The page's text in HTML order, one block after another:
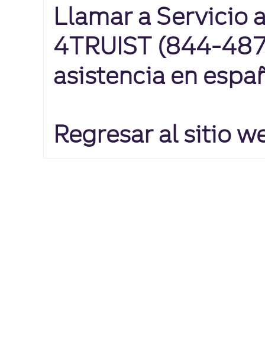
Llamar a Servicio
4TRUIST (844-
asistencia en
Regresar al sitio